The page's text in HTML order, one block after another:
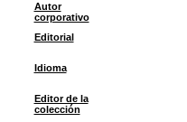
Autor
corporativo
Editorial
Idioma
Editor de la
colección